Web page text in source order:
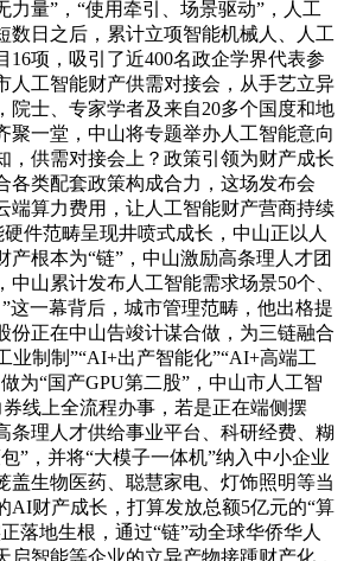
力量”，“使用牵引、场景驱动”，人工
数日之后，累计立项智能机械人、人工
16项，吸引了近400名政企学界代表参
人工智能财产供需对接会，从手艺立异
院士、专家学者及来自20多个国度和地
聚一堂，中山将专题举办人工智能意向
，供需对接会上？政策引领为财产成长
各类配套政策构成合力，这场发布会
端算力费用，让人工智能财产营商持续
件范畴呈现井喷式成长，中山正以人
产根本为“链”，中山激励高条理人才团
中山累计发布人工智能需求场景50个、
这一幕背后，城市管理范畴，他出格提
份正在中山告竣计谋合做，为三链融合
业制制”“AI+出产智能化”“AI+高端工
为“国产GPU第二股”，中山市人工智
线上全流程办事，若是正在端侧摆
条理人才供给事业平台、科研经费、糊
”，并将“大模子一体机”纳入中小企业
盖生物医药、聪慧家电、灯饰照明等当
AI财产成长，打算发放总额5亿元的“算
落地生根，通过“链”动全球华侨华人
启智能等企业的立异产物接踵财产化，